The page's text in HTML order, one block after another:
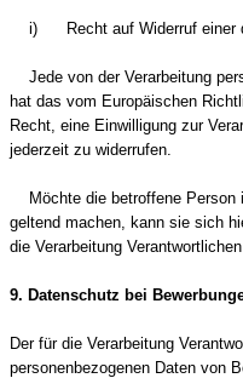
i) Recht auf Widerruf einer
Jede von der Verarbeitung
hat das vom Europäischen
Recht, eine Einwilligung zur
jederzeit zu widerrufen.
Möchte die betroffene Person
geltend machen, kann sie sich
die Verarbeitung Verantwortlichen
9. Datenschutz bei
Der für die Verarbeitung
personenbezogenen Daten von